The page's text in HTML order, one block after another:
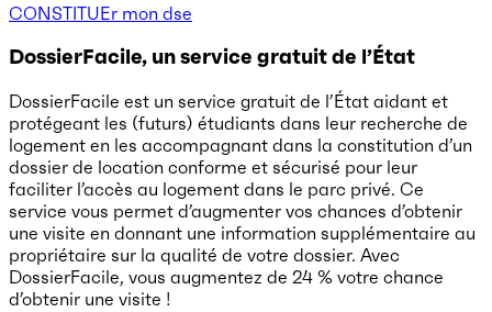
CONSTITUEr mon dse
DossierFacile, un service gratuit de l’État
DossierFacile est un service gratuit de l’État aidant et
protégeant les (futurs) étudiants dans leur recherche de
logement en les accompagnant dans la constitution d’un
dossier de location conforme et sécurisé pour leur
faciliter l’accès au logement dans le parc privé. Ce
service vous permet d’augmenter vos chances d’obtenir
une visite en donnant une information supplémentaire au
propriétaire sur la qualité de votre dossier. Avec
DossierFacile, vous augmentez de 24 % votre chance
d’obtenir une visite !